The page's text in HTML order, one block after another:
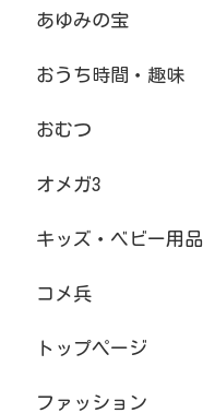
あゆみの宝
おうち時間・趣味
おむつ
オメガ3
キッズ・ベビー用品
コメ兵
トップページ
ファッション